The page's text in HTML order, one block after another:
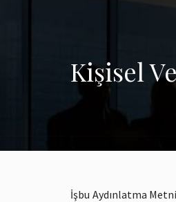
Kişisel
İşbu Aydınlatma